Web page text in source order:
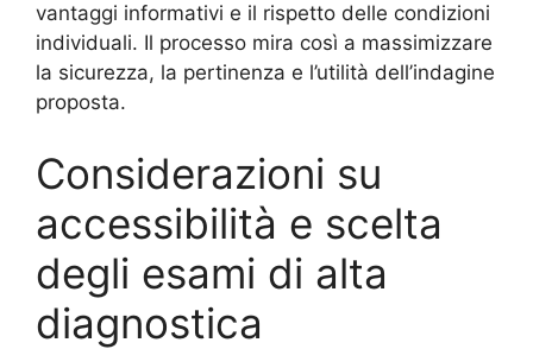
vantaggi informativi e il rispetto delle condizioni
individuali. Il processo mira così a massimizzare
la sicurezza, la pertinenza e l’utilità dell’indagine
proposta.
Considerazioni su
accessibilità e scelta
degli esami di alta
diagnostica